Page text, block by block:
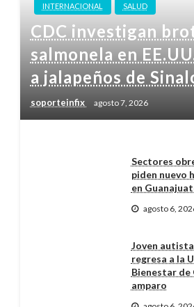
INTERNACIONAL SALUD
CDC investigan
salmonela en
a jalapeños de
soporteinfix agosto 7, 2026
Sectores
piden nuevo
en
agosto 6,
Joven
regresa a la
Bienestar de
amparo